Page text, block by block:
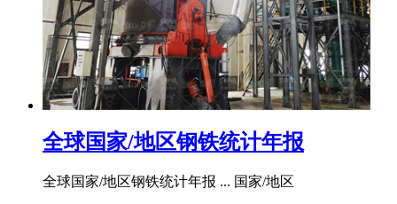
全球国家/地区钢铁统计年报
全球国家/地区钢铁统计年报 ... 国家/地区